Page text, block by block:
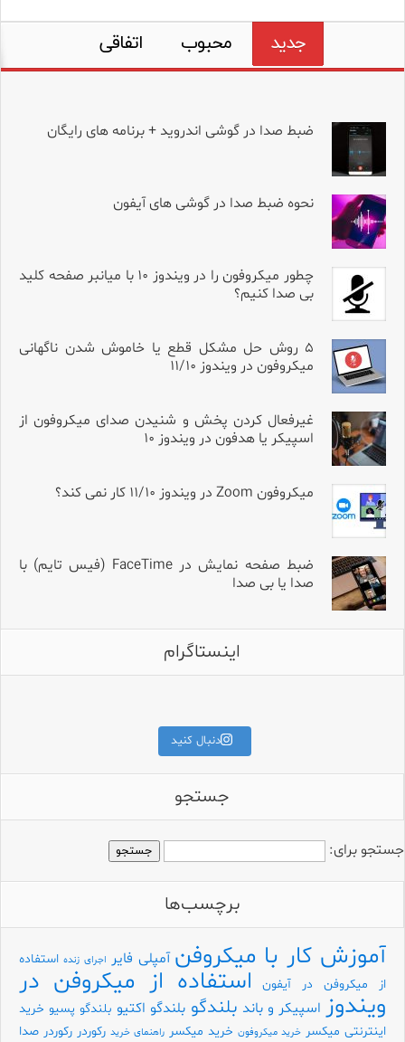
جدید محبوب اتفاقی
ضبط صدا در گوشی اندروید + برنامه های رایگان
نحوه ضبط صدا در گوشی های آیفون
چطور میکروفون را در ویندوز ۱۰ با میانبر صفحه کلید
بی صدا کنیم؟
۵ روش حل مشکل قطع یا خاموش شدن ناگهانی
میکروفون در ویندوز ۱۱/۱۰
غیرفعال کردن پخش و شنیدن صدای میکروفون از
اسپیکر یا هدفون در ویندوز ۱۰
میکروفون Zoom در ویندوز ۱۱/۱۰ کار نمی کند؟
ضبط صفحه نمایش در FaceTime (فیس تایم) با
صدا یا بی صدا
اینستاگرام
دنبال کنید
جستجو
جستجو برای:
برچسب‌ها
آموزش کار با میکروفن آمپلی فایر اجرای زنده استفاده
از میکروفن در آیفون
استفاده از میکروفن در
ویندوز اسپیکر و باند بلندگو بلندگو اکتیو بلندگو پسیو خرید
اینترنتی میکسر خرید میکروفون خرید میکسر راهنمای خرید رکوردر رکوردر صدا